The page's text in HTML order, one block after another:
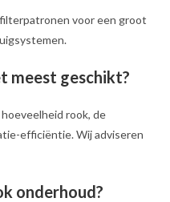
voor een groot
meest geschikt?
rook, de
efficiëntie. Wij adviseren
onderhoud?